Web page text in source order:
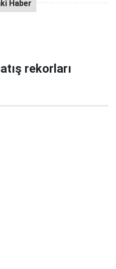
rekorları